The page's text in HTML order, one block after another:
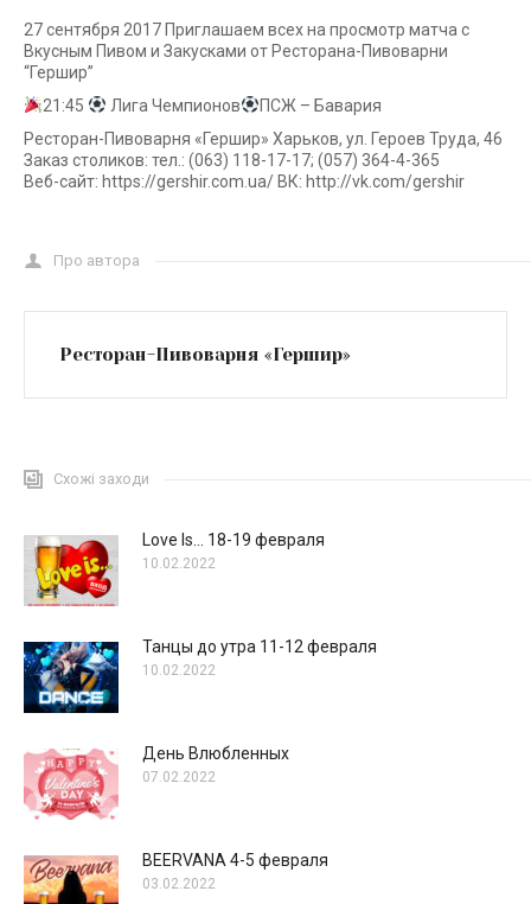
27 сентября 2017 Приглашаем всех на просмотр матча с
Вкусным Пивом и Закусками от Ресторана-Пивоварни
“Гершир”
21:45
Лига Чемпионов
ПСЖ – Бавария
Ресторан-Пивоварня «Гершир» Харьков, ул. Героев Труда, 46
Заказ столиков: тел.: (063) 118-17-17; (057) 364-4-365
Веб-сайт: https://gershir.com.ua/ ВК: http://vk.com/gershir
Про автора
Ресторан-Пивоварня «Гершир»
Схожі заходи
Love Is… 18-19 февраля
10.02.2022
Танцы до утра 11-12 февраля
10.02.2022
День Влюбленных
07.02.2022
BEERVANA 4-5 февраля
03.02.2022